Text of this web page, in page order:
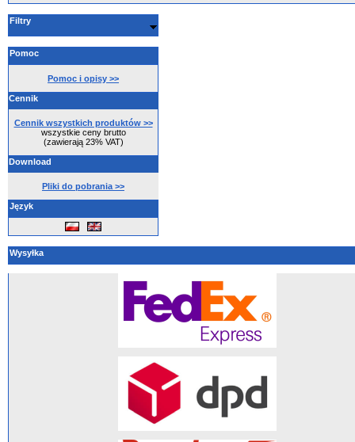
Filtry
Pomoc
Pomoc i opisy >>
Cennik
Cennik wszystkich produktów >>
wszystkie ceny brutto
(zawierają 23% VAT)
Download
Pliki do pobrania >>
Język
Wysyłka